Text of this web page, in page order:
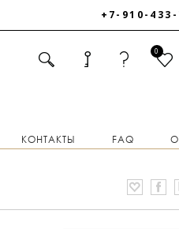
+7-910-
0
КОНТАКТЫ FAQ